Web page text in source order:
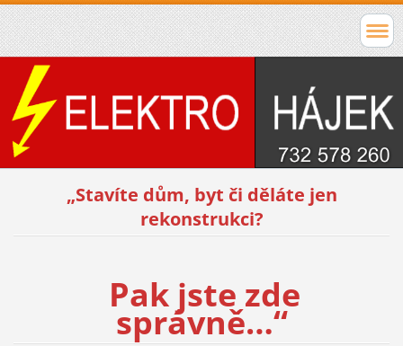
„Stavíte dům, byt či děláte jen
rekonstrukci?
Pak jste zde
správně…“